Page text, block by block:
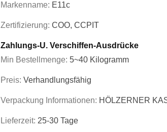
Markenname: E11c
Zertifizierung: COO, CCPIT
Zahlungs-U. Verschiffen-Ausdrücke
Min Bestellmenge: 5~40 Kilogramm
Preis: Verhandlungsfähig
Verpackung Informationen: HÖLZERNER
Lieferzeit: 25-30 Tage